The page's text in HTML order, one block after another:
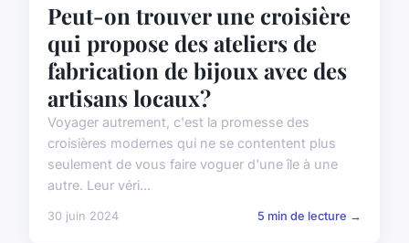
Peut-on trouver une croisière
qui propose des ateliers de
fabrication de bijoux avec des
artisans locaux?
Voyager autrement, c'est la promesse des
croisières modernes qui ne se contentent plus
seulement de vous faire voguer d'une île à une
autre. Leur véri...
30 juin 2024 5 min de lecture →